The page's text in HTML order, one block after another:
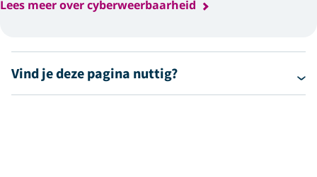
Lees meer over cyberweerbaarheid
Vind je deze pagina nuttig?